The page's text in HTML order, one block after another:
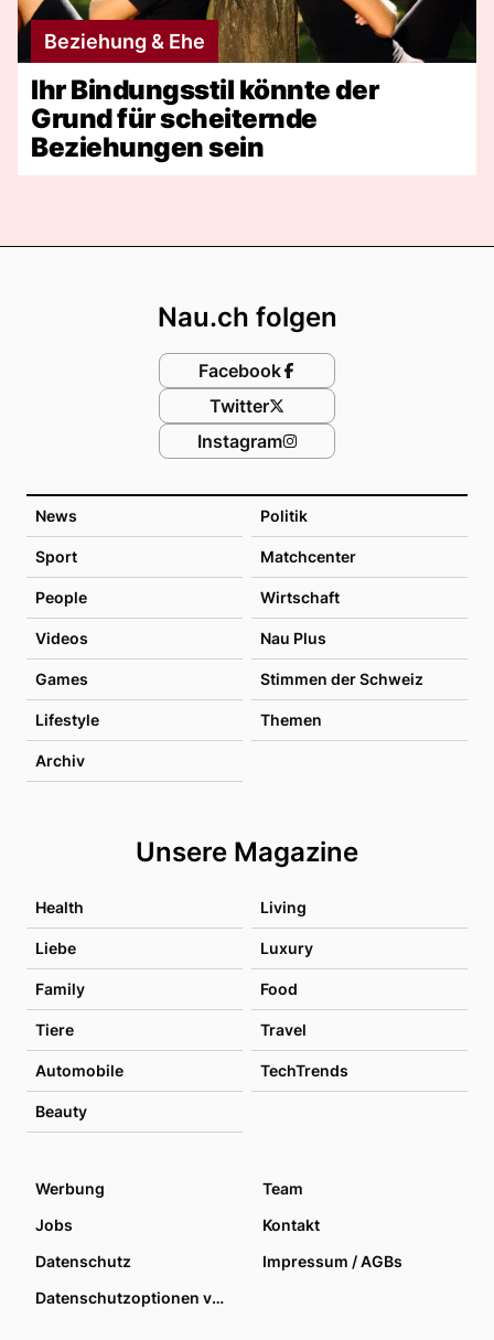
Beziehung & Ehe
Ihr Bindungsstil könnte der
Grund für scheiternde
Beziehungen sein
News Politik
Sport Matchcenter
People Wirtschaft
Videos Nau Plus
Games Stimmen der Schweiz
Lifestyle Themen
Archiv
Unsere Magazine
Health Living
Liebe Luxury
Family Food
Tiere Travel
Automobile TechTrends
Beauty
Nau.ch folgen
Facebook
Twitter
Instagram
Werbung
Team
Jobs
Kontakt
Datenschutz
Impressum / AGBs
Datenschutzoptionen verwalten